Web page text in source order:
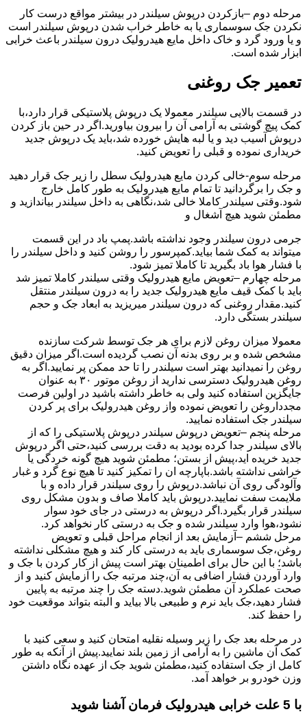
مرحله دوم –بازکردن درپوش سیلندر در بیشتر مواقع درست کار
نکردن جک سوسماری یا به خاطر خراب شدن درپوش سیلندر است
و یا ورود گرد و خاک داخل مایع هیدرولیک درون سیلندر باعث خرابی
ابزار شده است.
تعمیر جک روغنی
در قسمت بالایی سیلندر معمولا یک درپوش پلاستیکی قرار دارد،با
کمک پیچ گوشتی به آرامی آن را بیرون بیاورید.اگر در حین باز کردن
درپوش آسیب دید و یا لبه هایش خورده شد،باید یک درپوش جدید
خریداری نموده و قبلی را تعویض کنید.
مرحله سوم-خالی کردن مایع هیدرولیک سطل را زیر جک قرار دهید
و جک را برگردانید تا تمام مایع هیدرولیک به طور کامل خارج
شود.وقتی سیلندر کاملا خالی شد،نگاهی به داخل سیلندر بیاندازید و
مطمئن شوید هیچ آشغال و
جرمی درون سیلندر وجود نداشته باشد.پمپ باد در این قسمت
میتواند به کمک شما بیاید.کمپرسور را روشن کنید و داخل سیلندر را
با فشار هوا باد بگیرید تا کاملا تمیز شود.
مرحله چهارم –تعویض مایع هیدرولیک وقتی سیلندر کاملا تمیز شد
باید با کمک قیف مایع هیدرولیک جدید را به درون سیلندر منتقل
کنید.مقدار روغنی که درون سیلندر میریزید به ابعاد جک و حجم
سیلندر بستگی دارد.
معمولا میزان روغن لازم برای هر جک توسط شرکت سازنده
مشخص شده و بر روی بدنه آن نصب گردیده است.اگر میزان دقیق
روغن را نمیدانید بهتر است سیلندر را تا حد ممکن پر نمایید.اگر به
روغن هیدرولیک دسترسی ندارید از روغن موتور ۳۰ به عنوان
جایگزین استفاده کنید ولی به خاطر داشته باشید در اولین فرصت
مجدداروغن را تعویض نموده واز روغن هیدرولیک برای پر کردن
سیلندر جک استفاده نمایید.
مرحله پنجم –تعویض درپوش سیلندر درپوش پلاستیکی را که از
بالای سیلندر جدا کرده بودید به دقت بررسی کنید،حتی اگر درپوش
جدید خریده اید،پیش از بستن؛ مطمئن شوید هیچ گونه خردگی یا
خراشی نداشته باشد.باپارچه ان را تمکیز کنید تا هیچ نوع گرد و غبار
وآلودگی روی آن نباشد.درپوش را روی سیلندر قرار داده و با
ملایمت سفت نمایید.درپوش باید کاملا صاف و بدون مشکل روی
سیلندر قرار بگیرد.اگر درپوش به درستی در جای خود سوار
نشود،هوا وارد سیلندر شده و جک به درستی کار نخواهد کرد.
مرحل ششم –آزمایش بعد از انجام مراحل قبلی و تعویض
روغن،جک سوسماری باید به درستی کار کند و هیچ مشکلی نداشته
باشد؛ با این حال برای اطمینان بهتر است پیش از کار کردن با جک و
وارد آوردن فشار اضافی به آن،چند مرتبه جک را آزمایش کنید و از
صحت عملکرد آن مطمئن شوید.دسته جک را چند مرتبه به پایین
فشار دهید،جک باید نرم و طبیعی بالا بیاید و البته بتواند موقعیت خود
را حفظ کند.
در مرحله بعد جک را زیر وسیله نقلیه امتحان کنید و سعی کنید با
کمک آن ماشین را به آرامی از زمین بلند نمایید.پیش از آنکه به طور
کامل از جک استفاده کنید،مطمئن شوید جک از عهده نگاه داشتن
وزن خودرو بر خواهد آمد.
با 5 علت خرابی هیدرولیک فرمان آشنا شوید